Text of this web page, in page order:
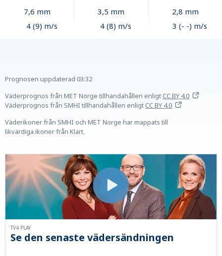
7,6 mm
4 (9) m/s
3,5 mm
4 (8) m/s
2,8 mm
3 (- -) m/s
Prognosen uppdaterad 03:32
Väderprognos från MET Norge tillhandahållen enligtCC BY 4.0
Väderprognos från SMHI tillhandahållen enligtCC BY 4.0
Väderikoner från SMHI och MET Norge har mappats till
likvärdiga ikoner från Klart.
Se den senaste vädersändningen
TV4 PLAY